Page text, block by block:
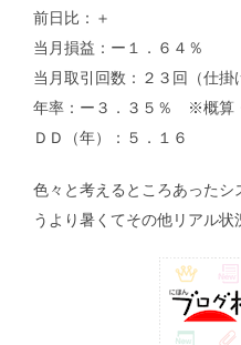
前日比：＋
当月損益：ー１．６４％
当月取引回数：２３回（仕掛
年率：ー３．３５％ ※概算
ＤＤ（年）：５．１６
色々と考えるところあった
うより暑くてその他リアル状